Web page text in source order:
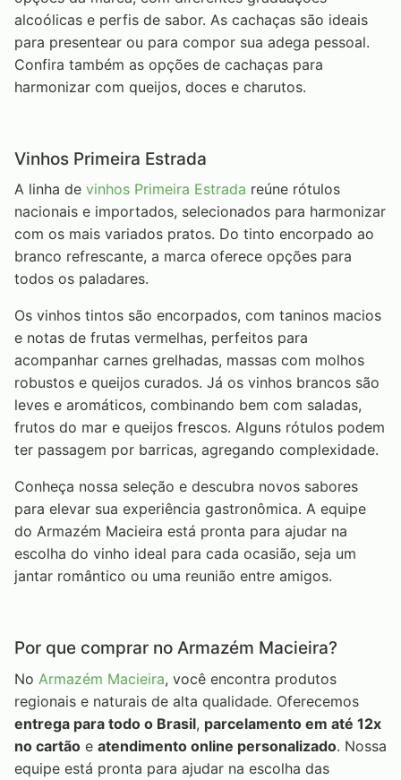
alcoólicas e perfis de sabor. As cachaças são ideais
para presentear ou para compor sua adega pessoal.
Confira também as opções de cachaças para
harmonizar com queijos, doces e charutos.
Vinhos Primeira Estrada
A linha de vinhos Primeira Estrada reúne rótulos
nacionais e importados, selecionados para harmonizar
com os mais variados pratos. Do tinto encorpado ao
branco refrescante, a marca oferece opções para
todos os paladares.
Os vinhos tintos são encorpados, com taninos macios
e notas de frutas vermelhas, perfeitos para
acompanhar carnes grelhadas, massas com molhos
robustos e queijos curados. Já os vinhos brancos são
leves e aromáticos, combinando bem com saladas,
frutos do mar e queijos frescos. Alguns rótulos podem
ter passagem por barricas, agregando complexidade.
Conheça nossa seleção e descubra novos sabores
para elevar sua experiência gastronômica. A equipe
do Armazém Macieira está pronta para ajudar na
escolha do vinho ideal para cada ocasião, seja um
jantar romântico ou uma reunião entre amigos.
Por que comprar no Armazém Macieira?
No Armazém Macieira, você encontra produtos
regionais e naturais de alta qualidade. Oferecemos
entrega para todo o Brasil, parcelamento em até 12x
no cartão e atendimento online personalizado. Nossa
equipe está pronta para ajudar na escolha das